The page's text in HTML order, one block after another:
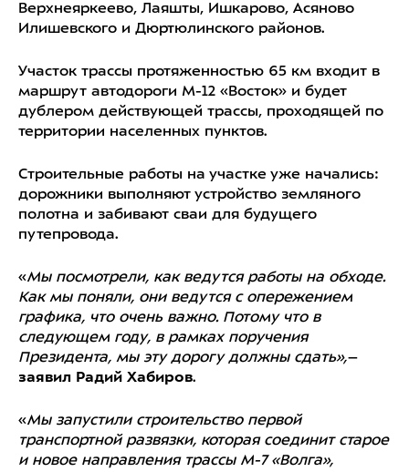
Верхнеяркеево, Лаяшты, Ишкарово, Асяново
Илишевского и Дюртюлинского районов.
Участок трассы протяженностью 65 км входит в
маршрут автодороги М-12 «Восток» и будет
дублером действующей трассы, проходящей по
территории населенных пунктов.
Строительные работы на участке уже начались:
дорожники выполняют устройство земляного
полотна и забивают сваи для будущего
путепровода.
«Мы посмотрели, как ведутся работы на обходе.
Как мы поняли, они ведутся с опережением
графика, что очень важно. Потому что в
следующем году, в рамках поручения
Президента, мы эту дорогу должны сдать»,–
заявил Радий Хабиров.
«Мы запустили строительство первой
транспортной развязки, которая соединит старое
и новое направления трассы М-7 «Волга»,